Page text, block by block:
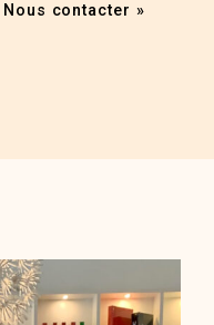
contacter »